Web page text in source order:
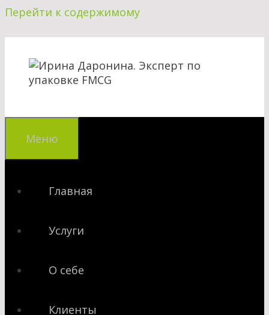
Перейти к содержимому
Меню
Главная
Услуги
О себе
Клиенты